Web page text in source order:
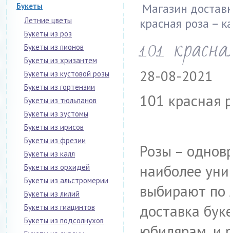
Букеты
Летние цветы
Букеты из роз
Букеты из пионов
Букеты из хризантем
Букеты из кустовой розы
Букеты из гортензии
Букеты из тюльпанов
Букеты из эустомы
Букеты из ирисов
Букеты из фрезии
Букеты из калл
Букеты из орхидей
Букеты из альстромерии
Букеты из лилий
Букеты из гиацинтов
Букеты из подсолнухов
Магазин
красная роза –
101
28-08-2021
101 красная
Розы –
наиболее
выбирают по
доставка